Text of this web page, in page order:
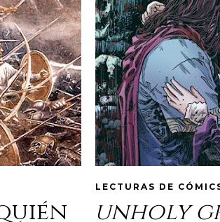
LECTURAS DE
unholy